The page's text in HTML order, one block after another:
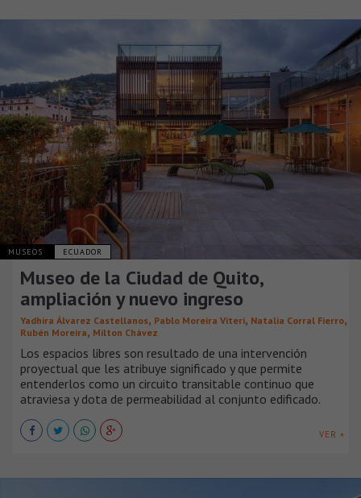
MUSEOS ECUADOR
Museo de la Ciudad de Quito,
ampliación y nuevo ingreso
Yadhira Álvarez Castellanos, Pablo Moreira Viteri, Natalia Corral Fierro,
Rubén Moreira, Milton Chávez
Los espacios libres son resultado de una intervención
proyectual que les atribuye significado y que permite
entenderlos como un circuito transitable continuo que
atraviesa y dota de permeabilidad al conjunto edificado.
VER +